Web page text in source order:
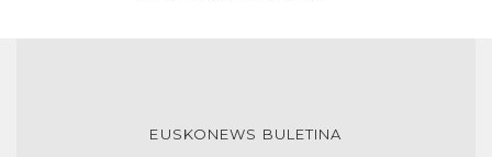
EUSKONEWS BULETINA